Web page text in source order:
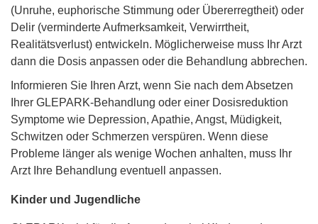
(Unruhe, euphorische Stimmung oder Übererregtheit) oder
Delir (verminderte Aufmerksamkeit, Verwirrtheit,
Realitätsverlust) entwickeln. Möglicherweise muss Ihr Arzt
dann die Dosis anpassen oder die Behandlung abbrechen.
Informieren Sie Ihren Arzt, wenn Sie nach dem Absetzen
Ihrer GLEPARK-Behandlung oder einer Dosisreduktion
Symptome wie Depression, Apathie, Angst, Müdigkeit,
Schwitzen oder Schmerzen verspüren. Wenn diese
Probleme länger als wenige Wochen anhalten, muss Ihr
Arzt Ihre Behandlung eventuell anpassen.
Kinder und Jugendliche